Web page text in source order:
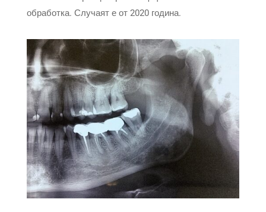
обработка. Случаят е от 2020 година.